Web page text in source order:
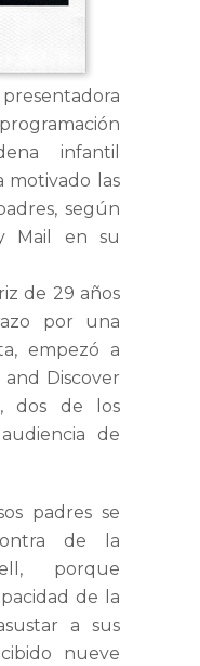
infantil
motivado las
según
Mail en su
de 29 años
por una
empezó a
Discover
dos de los
de
padres se
de la
porque
de la
a sus
nueve